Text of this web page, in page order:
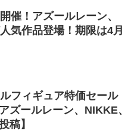
催！アズールレーン、
気作品登場！期限は4月
フィギュア特価セール
ズールレーン、NIKKE、
稿】